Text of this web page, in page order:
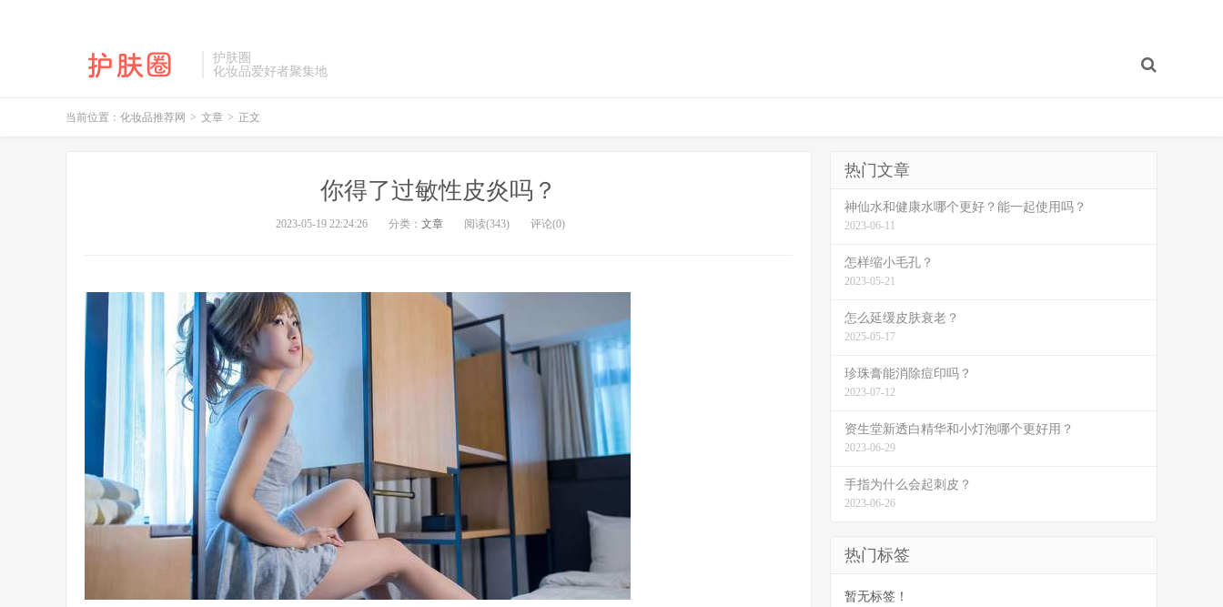
护肤圈
化妆品爱好者聚集地
当前位置： 化妆品推荐网 > 文章 > 正文
你得了过敏性皮炎吗？
2023-05-19 22:24:26 分类： 文章 阅读(343) 评论(0)
热门文章
神仙水和健康水哪个更好？能一起使用吗？
2023-06-11
怎样缩小毛孔？
2023-05-21
怎么延缓皮肤衰老？
2025-05-17
珍珠膏能消除痘印吗？
2023-07-12
资生堂新透白精华和小灯泡哪个更好用？
2023-06-29
手指为什么会起刺皮？
2023-06-26
热门标签
暂无标签！